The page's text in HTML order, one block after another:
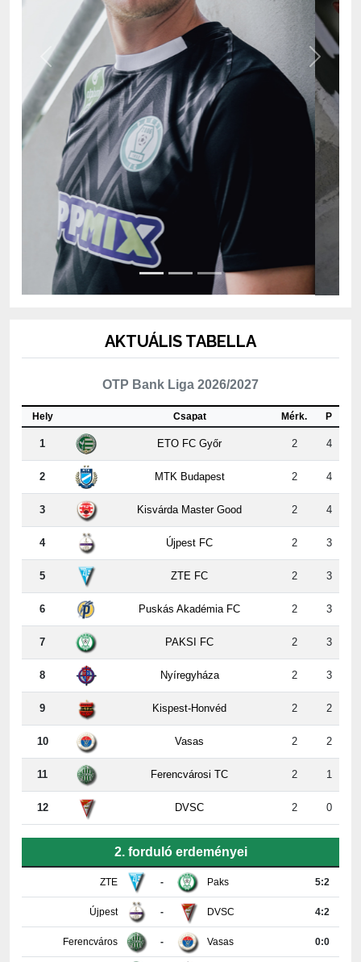
Previous Next
OTP Bank Liga 2026/2027
Csapat
1 ETO FC Győr 2 4
2 MTK Budapest 2 4
3 Kisvárda Master Good 2 4
4 Újpest FC 2 3
5 ZTE FC 2 3
6 Puskás Akadémia FC 2 3
7 PAKSI FC 2 3
8 Nyíregyháza 2 3
9 Kispest-Honvéd 2 2
10 Vasas 2 2
11 Ferencvárosi TC 2 1
12 DVSC 2 0
ZTE - Paks
Újpest DVSC 4:2
Ferencváros Vasas 0:0
Győr Nyíregyháza 4:0